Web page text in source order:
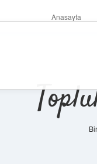
Anasayfa